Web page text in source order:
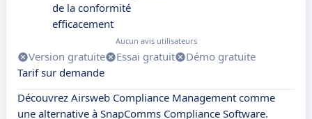
de la conformité
efficacement
Aucun avis utilisateurs
Version gratuite Essai gratuit
Démo gratuite
Tarif sur demande
Découvrez Airsweb Compliance Management comme
une alternative à SnapComms Compliance Software.